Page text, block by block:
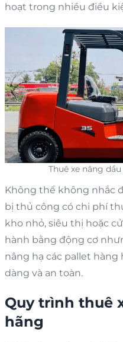
hoạt trong nhiều điều
Thuê xe nâng
Không thể không nhắc
bị thủ công có chi phí
kho nhỏ, siêu thị hoặc
hành bằng động cơ
nâng hạ các pallet hàng
dàng và an toàn.
Quy trình thuê
hãng